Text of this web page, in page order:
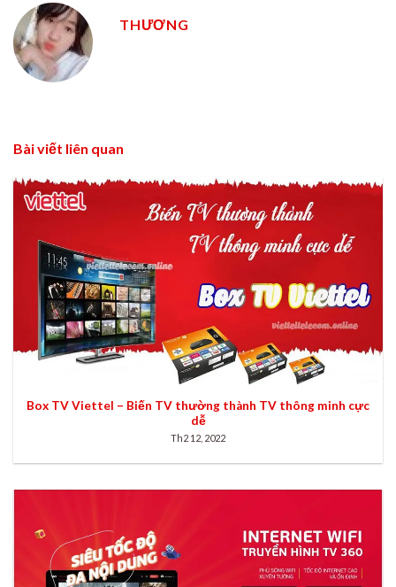
THƯƠNG
Bài viết liên quan
Box TV Viettel – Biến TV thường thành TV thông minh cực
dễ
Th2 12, 2022